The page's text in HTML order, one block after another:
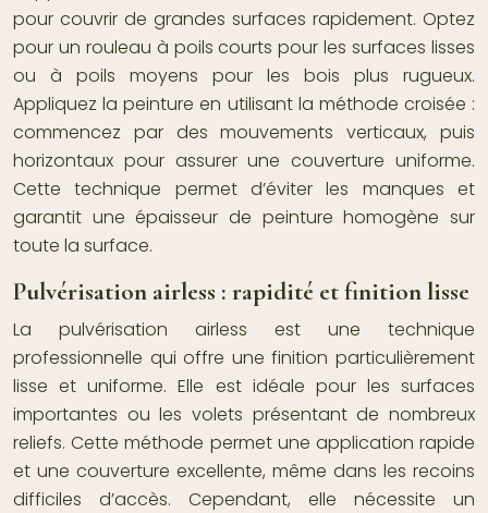
pour couvrir de grandes surfaces rapidement. Optez
pour un rouleau à poils courts pour les surfaces lisses
ou à poils moyens pour les bois plus rugueux.
Appliquez la peinture en utilisant la méthode croisée :
commencez par des mouvements verticaux, puis
horizontaux pour assurer une couverture uniforme.
Cette technique permet d’éviter les manques et
garantit une épaisseur de peinture homogène sur
toute la surface.
Pulvérisation airless : rapidité et finition lisse
La pulvérisation airless est une technique
professionnelle qui offre une finition particulièrement
lisse et uniforme. Elle est idéale pour les surfaces
importantes ou les volets présentant de nombreux
reliefs. Cette méthode permet une application rapide
et une couverture excellente, même dans les recoins
difficiles d’accès. Cependant, elle nécessite un